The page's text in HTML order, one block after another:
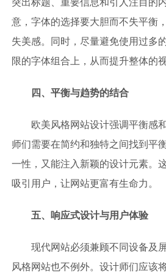
意，字体的选择要大胆而不失平衡
失美感。同时，尽量避免使用过多
限的字体组合上，从而提升整体的
四、平衡与趋势的结合
欧美风格网站设计强调平衡感
师们需要在简约和独特之间找到平
一性，又能注入新颖的设计元素。
吸引用户，让网站更富有生命力。
五、响应式设计与用户体验
现代网站必须兼顾不同设备及
风格网站也不例外。设计师们应该